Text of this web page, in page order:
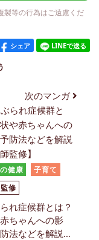
製等の行為はご遠慮くだ
シェア LINEで送る
次のマンガ
健康
子育て
修
れ症候群とは？
ちゃんへの影
法などを解説